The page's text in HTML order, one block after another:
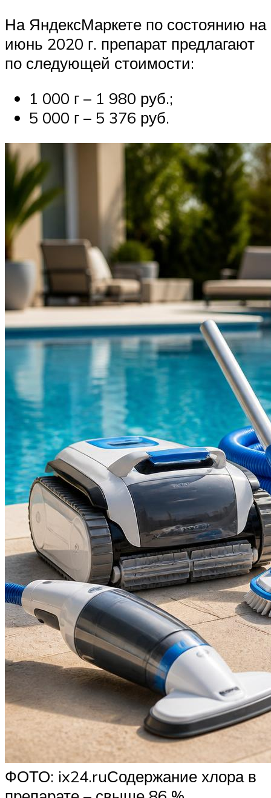
На ЯндексМаркете по состоянию на
июнь 2020 г. препарат предлагают
по следующей стоимости:
1 000 г – 1 980 руб.;
5 000 г – 5 376 руб.
ФОТО: ix24.ruСодержание хлора в